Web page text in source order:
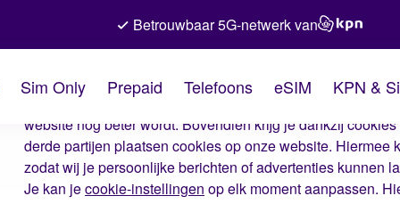
De cookies van Simyo
Wij gebruiken cookies op onze website. Met deze cookies
website nog beter wordt. Bovendien krijg je dankzij
derde partijen plaatsen cookies op onze website. Hiermee
zodat wij je persoonlijke berichten of advertenties kunnen
Je kan jecookie-instellingen op elk moment aanpassen.
Betrouwbaar 5G-netwerk van
Sim Only Prepaid Telefoons eSIM KPN &